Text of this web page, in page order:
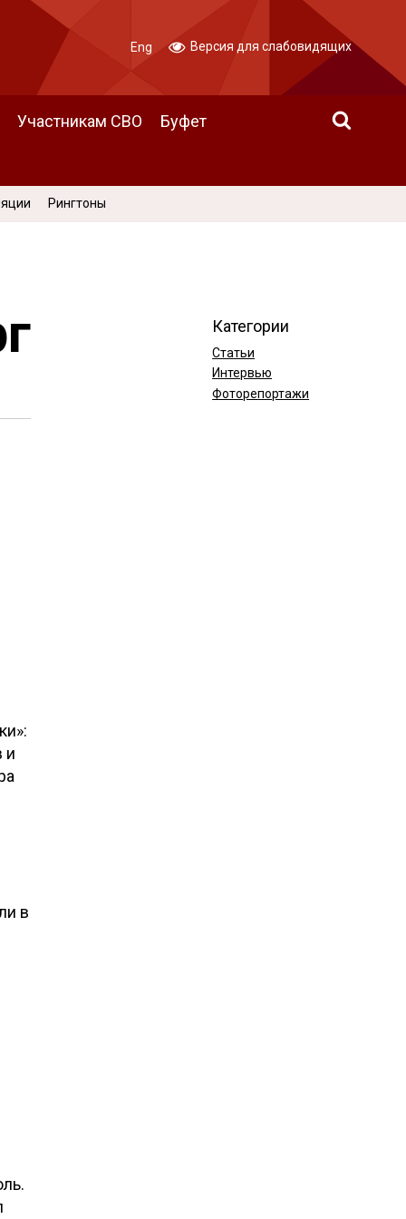
Участникам СВО
Буфет
Eng Версия для слабовидящих
Рингтоны
и
в
Категории
Статьи
Интервью
Фоторепортажи